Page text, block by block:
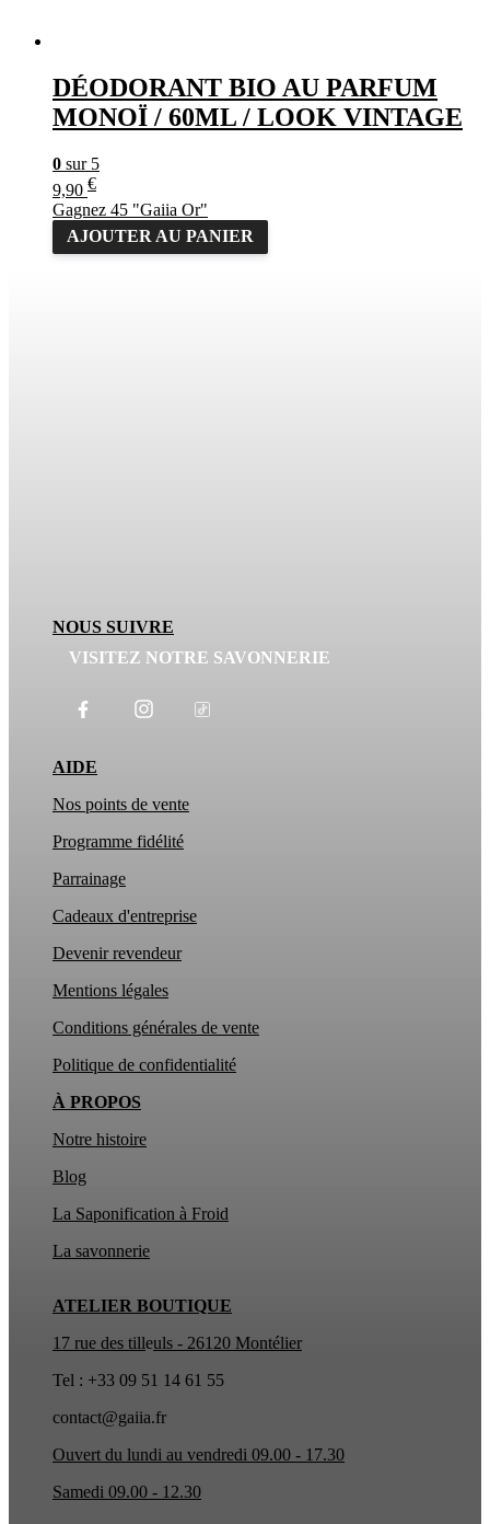
DÉODORANT BIO AU PARFUM
MONOÏ / 60ML / LOOK VINTAGE
0 sur 5
9,90 €
Gagnez 45 "Gaiia Or"
AJOUTER AU PANIER
ATELIER BOUTIQUE
17 rue des tilleuls - 26120 Montélier
Tel : +33 09 51 14 61 55
contact@gaiia.fr
Ouvert du lundi au vendredi 09.00 - 17.30
Samedi 09.00 - 12.30
À PROPOS
Notre histoire
Blog
La Saponification à Froid
La savonnerie
AIDE
Nos points de vente
Programme fidélité
Parrainage
Cadeaux d'entreprise
Devenir revendeur
Mentions légales
Conditions générales de vente
Politique de confidentialité
NOUS SUIVRE
VISITEZ NOTRE SAVONNERIE